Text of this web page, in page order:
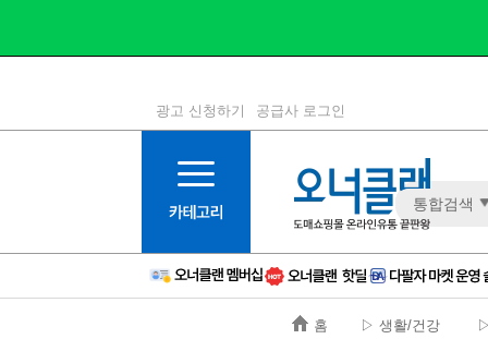
11등급
12등급
14등급
광고 신청하기 공급사 로그인
통합검색
홈 ▷ 생활/건강